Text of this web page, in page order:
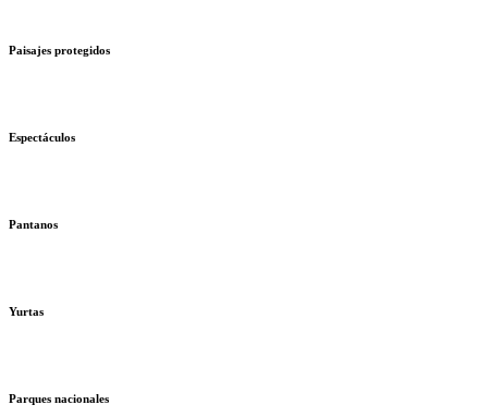
Paisajes protegidos
Espectáculos
Pantanos
Yurtas
Parques nacionales